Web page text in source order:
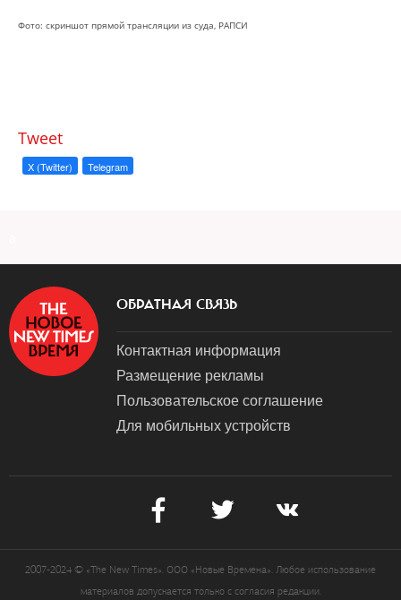
Фото: скриншот прямой трансляции из суда, РАПСИ
Tweet
X (Twitter) Telegram
ОБРАТНАЯ СВЯЗЬ
Контактная информация
Размещение рекламы
Пользовательское соглашение
Для мобильных устройств
2007-2024 © «The New Times». ООО «Новые Времена». Любое использование
материалов допускается только с согласия редакции.